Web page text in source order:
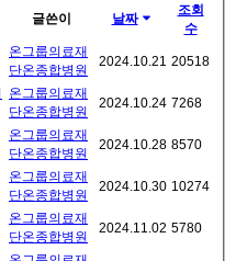
글쓴이 날짜
조회
수
온그룹의료재
단온종합병원
2024.10.21 20518
온그룹의료재
단온종합병원
2024.10.24 7268
온그룹의료재
단온종합병원
2024.10.28 8570
온그룹의료재
단온종합병원
2024.10.30 10274
온그룹의료재
단온종합병원
2024.11.02 5780